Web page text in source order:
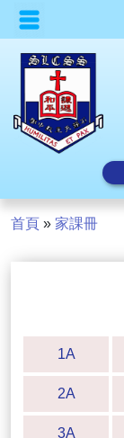
首頁 » 家課冊
1A
2A
3A